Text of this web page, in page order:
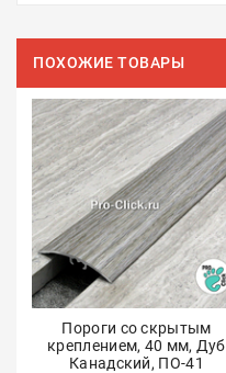
ПОХОЖИЕ ТОВАРЫ
Пороги со скрытым
креплением, 40 мм, Дуб
Канадский, ПО-41